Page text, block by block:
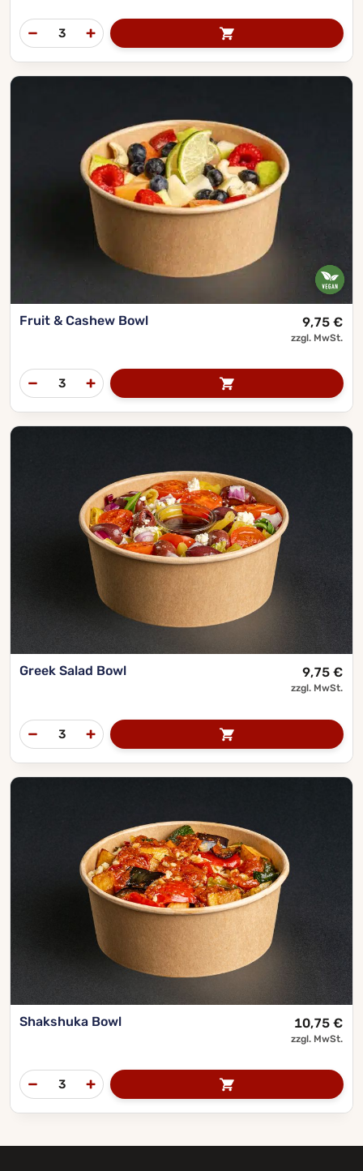
Fruit & Cashew Bowl 9,75 €
zzgl. MwSt.
Greek Salad Bowl 9,75 €
zzgl. MwSt.
Shakshuka Bowl 10,75 €
zzgl. MwSt.